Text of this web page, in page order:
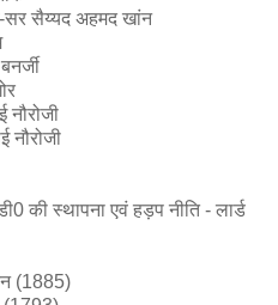
सर सैय्यद अहमद खांन
नौरोजी
नौरोजी
की स्थापना एवं हड़प नीति - लार्ड
(1885)